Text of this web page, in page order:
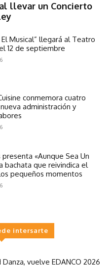
llevar un Concierto
El Musical” llegará al Teatro
12 de septiembre
conmemora cuatro
administración y
presenta «Aunque Sea Un
bachata que reivindica el
pequeños momentos
intersarte
Danza, vuelve EDANCO 2026